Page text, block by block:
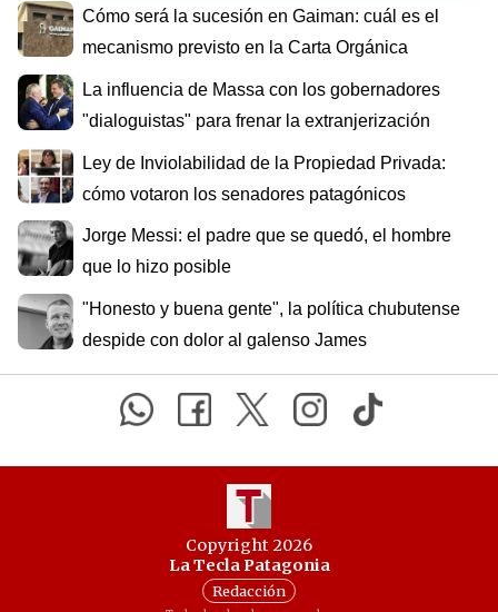
Cómo será la sucesión en Gaiman: cuál es el
mecanismo previsto en la Carta Orgánica
La influencia de Massa con los gobernadores
"dialoguistas" para frenar la extranjerización
Ley de Inviolabilidad de la Propiedad Privada:
cómo votaron los senadores patagónicos
Jorge Messi: el padre que se quedó, el hombre
que lo hizo posible
"Honesto y buena gente", la política chubutense
despide con dolor al galenso James
Copyright 2026
La Tecla Patagonia
Redacción